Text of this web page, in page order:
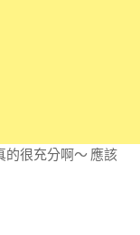
的很充分啊～ 應該